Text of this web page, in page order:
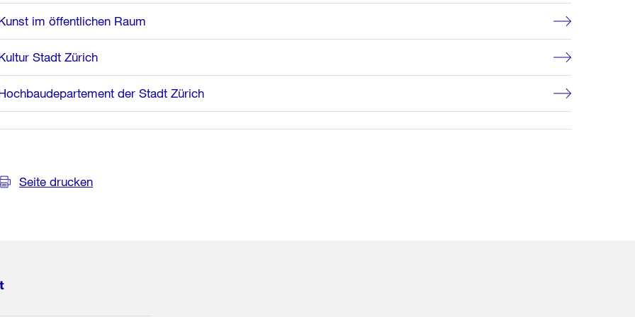
im öffentlichen Raum
Stadt Zürich
der Stadt Zürich
Seite drucken